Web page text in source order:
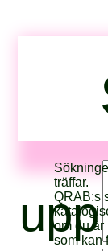
träffar.
QRAB:s
om du är
som kan